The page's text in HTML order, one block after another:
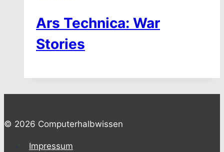
Ars Technica: War
Stories
© 2026 Computerhalbwissen
Impressum